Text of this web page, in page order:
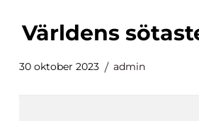
världens
30 oktober 2023 admin